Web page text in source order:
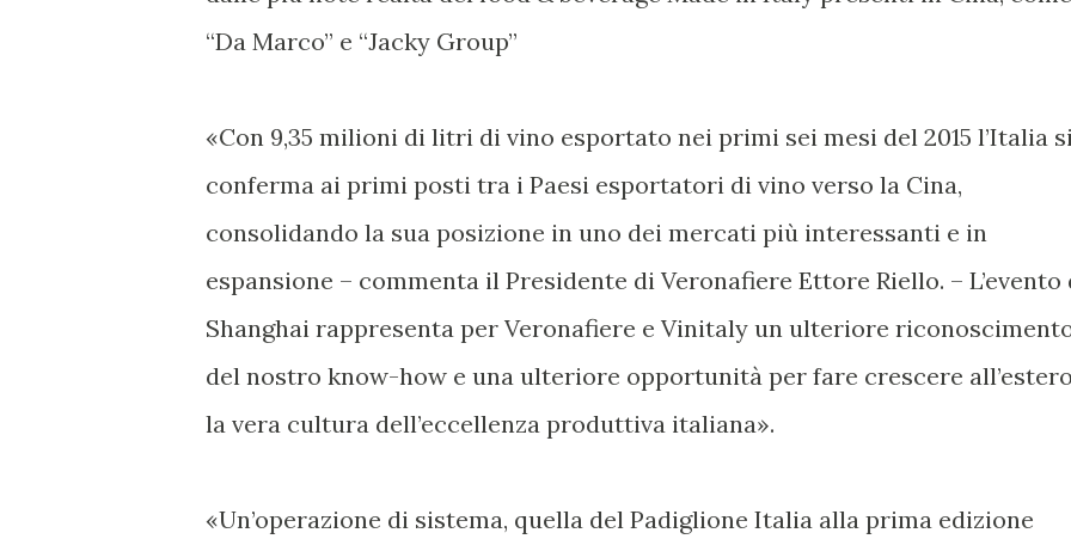
“Da Marco” e “Jacky Group”
«Con 9,35 milioni di litri di vino esportato nei primi sei mesi del 2015 l’Italia
conferma ai primi posti tra i Paesi esportatori di vino verso la Cina,
consolidando la sua posizione in uno dei mercati più interessanti e in
espansione – commenta il Presidente di Veronafiere Ettore Riello. – L’evento
Shanghai rappresenta per Veronafiere e Vinitaly un ulteriore
del nostro know-how e una ulteriore opportunità per fare crescere
la vera cultura dell’eccellenza produttiva italiana».
«Un’operazione di sistema, quella del Padiglione Italia alla prima edizione